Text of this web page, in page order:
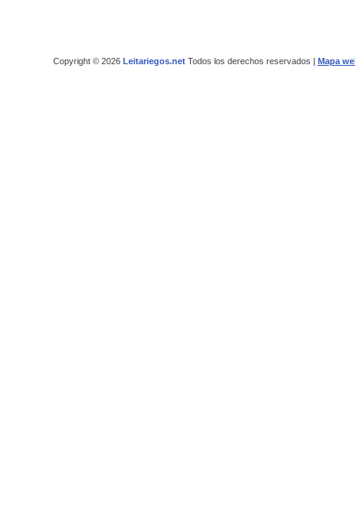
Copyright © 2026 Leitariegos.netTodos los derechos reservados | Mapa